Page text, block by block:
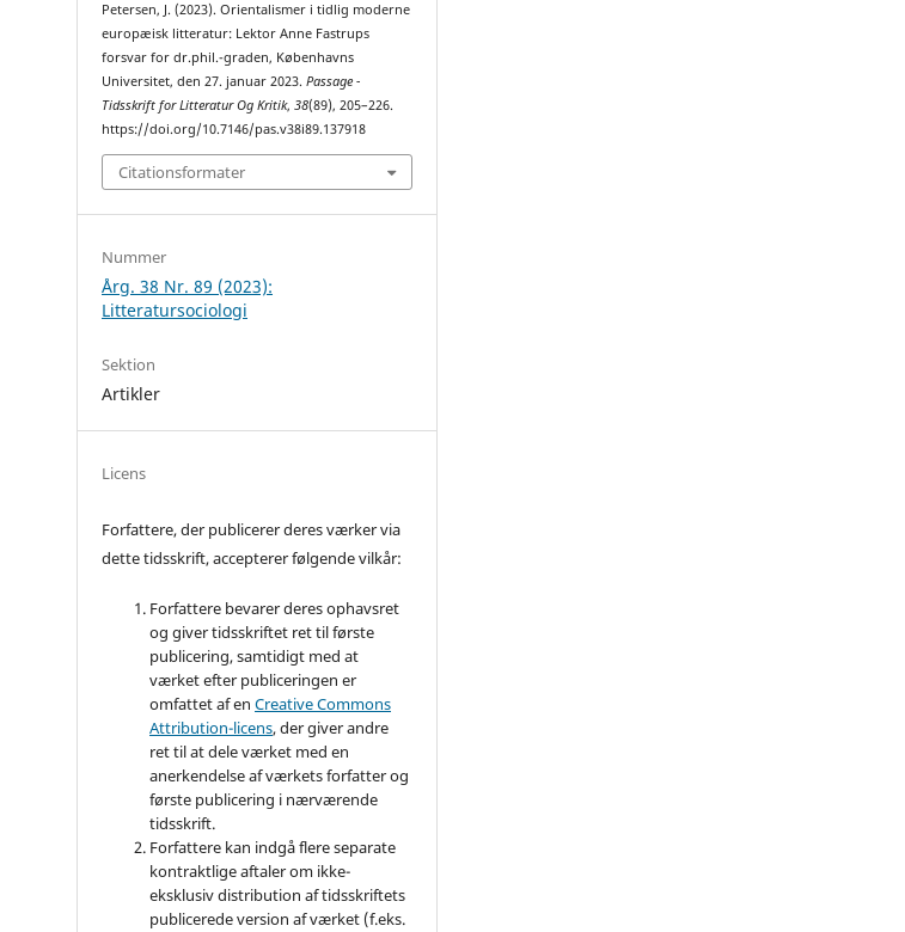
Petersen, J. (2023). Orientalismer i tidlig moderne
europæisk litteratur: Lektor Anne Fastrups
forsvar for dr.phil.-graden, Københavns
Universitet, den 27. januar 2023.Passage -
Tidsskrift for Litteratur Og Kritik,38(89), 205–226.
https://doi.org/10.7146/pas.v38i89.137918
Citationsformater
Nummer
Årg. 38 Nr. 89 (2023):
Litteratursociologi
Sektion
Artikler
Licens
Forfattere, der publicerer deres værker via
dette tidsskrift, accepterer følgende vilkår:
Forfattere bevarer deres ophavsret
og giver tidsskriftet ret til første
publicering, samtidigt med at
værket efter publiceringen er
omfattet af enCreative Commons
Attribution-licens, der giver andre
ret til at dele værket med en
anerkendelse af værkets forfatter og
første publicering i nærværende
tidsskrift.
Forfattere kan indgå flere separate
kontraktlige aftaler om ikke-
eksklusiv distribution af tidsskriftets
publicerede version af værket (f.eks.